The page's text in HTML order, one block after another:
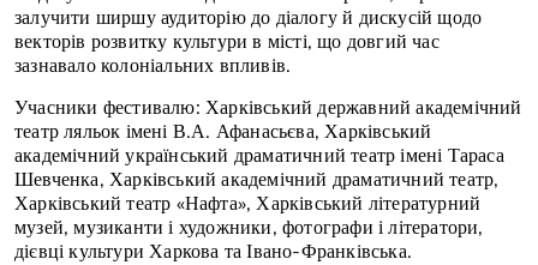
залучити ширшу аудиторію до діалогу й дискусій щодо
векторів розвитку культури в місті, що довгий час
зазнавало колоніальних впливів.
Учасники фестивалю: Харківський державний академічний
театр ляльок імені В.А. Афанасьєва, Харківський
академічний український драматичний театр імені Тараса
Шевченка, Харківський академічний драматичний театр,
Харківський театр «Нафта», Харківський літературний
музей, музиканти і художники, фотографи і літератори,
дієвці культури Харкова та Івано-Франківська.